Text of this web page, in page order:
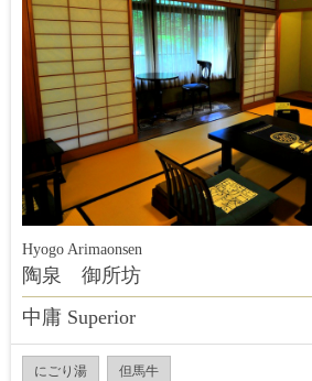
Hyogo Arimaonsen
陶泉 御所坊
中庸 Superior
にごり湯 但馬牛